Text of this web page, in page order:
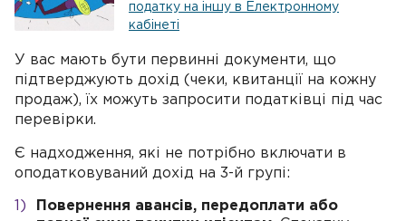
податку на іншу в Електронному
кабінеті
У вас мають бути первинні документи, що
підтверджують дохід (чеки, квитанції на кожну
продаж), їх можуть запросити податківці під час
перевірки.
Є надходження, які не потрібно включати в
оподатковуваний дохід на 3-й групі:
Повернення авансів, передоплати або